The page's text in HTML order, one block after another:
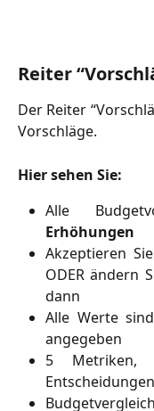
Reiter
Der Reiter
Vorschläge.
Hier sehen Sie:
Alle
Erhöhungen
Akzeptieren
ODER ändern
dann
Alle Werte
angegeben
5 Metriken,